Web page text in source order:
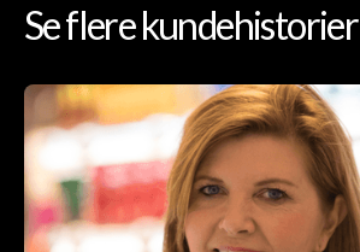
Se flere kundehistorier